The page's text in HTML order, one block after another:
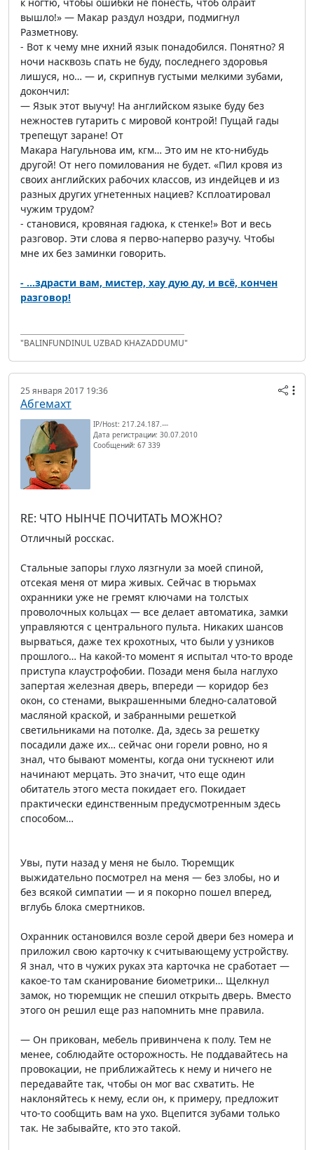
вышло!» — Макар раздул ноздри, подмигнул
Разметнову.
- Вот к чему мне ихний язык понадобился. Понятно? Я
ночи насквозь спать не буду, последнего здоровья
лишуся, но… — и, скрипнув густыми мелкими зубами,
докончил:
— Язык этот выучу! На английском языке буду без
нежностев гутарить с мировой контрой! Пущай гады
трепещут заране! От
Макара Нагульнова им, кгм… Это им не кто-нибудь
другой! От него помилования не будет. «Пил кровя из
своих английских рабочих классов, из индейцев и из
разных других угнетенных нациев? Ксплоатировал
чужим трудом?
- становися, кровяная гадюка, к стенке!» Вот и весь
разговор. Эти слова я перво-наперво разучу. Чтобы
мне их без заминки говорить.
- ...здрасти вам, мистер, хау дую ду, и всё, кончен
разговор!
"BALINFUNDINUL UZBAD KHAZADDUMU"
25 января 2017 19:36
Абгемахт
IP/Host: 217.24.187.---
Дата регистрации: 30.07.2010
Сообщений: 67 339
RE: ЧТО НЫНЧЕ ПОЧИТАТЬ МОЖНО?
Отличный росскас.
Стальные запоры глухо лязгнули за моей спиной,
отсекая меня от мира живых. Сейчас в тюрьмах
охранники уже не гремят ключами на толстых
проволочных кольцах — все делает автоматика, замки
управляются с центрального пульта. Никаких шансов
вырваться, даже тех крохотных, что были у узников
прошлого… На какой-то момент я испытал что-то вроде
приступа клаустрофобии. Позади меня была наглухо
запертая железная дверь, впереди — коридор без
окон, со стенами, выкрашенными бледно-салатовой
масляной краской, и забранными решеткой
светильниками на потолке. Да, здесь за решетку
посадили даже их… сейчас они горели ровно, но я
знал, что бывают моменты, когда они тускнеют или
начинают мерцать. Это значит, что еще один
обитатель этого места покидает его. Покидает
практически единственным предусмотренным здесь
способом…
Увы, пути назад у меня не было. Тюремщик
выжидательно посмотрел на меня — без злобы, но и
без всякой симпатии — и я покорно пошел вперед,
вглубь блока смертников.
Охранник остановился возле серой двери без номера и
приложил свою карточку к считывающему устройству.
Я знал, что в чужих руках эта карточка не сработает —
какое-то там сканирование биометрики… Щелкнул
замок, но тюремщик не спешил открыть дверь. Вместо
этого он решил еще раз напомнить мне правила.
— Он прикован, мебель привинчена к полу. Тем не
менее, соблюдайте осторожность. Не поддавайтесь на
провокации, не приближайтесь к нему и ничего не
передавайте так, чтобы он мог вас схватить. Не
наклоняйтесь к нему, если он, к примеру, предложит
что-то сообщить вам на ухо. Вцепится зубами только
так. Не забывайте, кто это такой.